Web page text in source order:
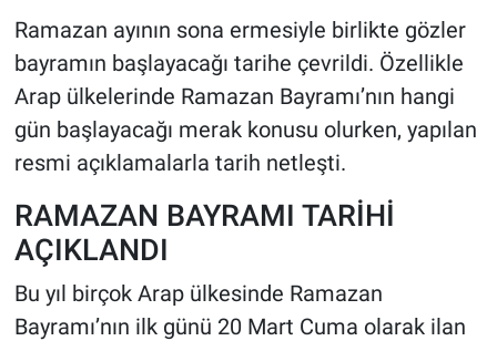
Ramazan ayının sona ermesiyle birlikte gözler
bayramın başlayacağı tarihe çevrildi. Özellikle
Arap ülkelerinde Ramazan Bayramı’nın hangi
gün başlayacağı merak konusu olurken, yapılan
resmi açıklamalarla tarih netleşti.
RAMAZAN BAYRAMI TARİHİ
AÇIKLANDI
Bu yıl birçok Arap ülkesinde Ramazan
Bayramı’nın ilk günü 20 Mart Cuma olarak ilan
ÇEVRE
HABERDE İNSAN
SPOR
MAGAZİN